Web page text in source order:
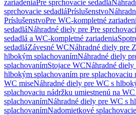
zariadeniaPre sprchovacie sedadlá
sprchovacie sedadláPríslušenstvo
PríslušenstvoPre WC-kompletné
sedadláNáhradné diely pre Pre
sedadlá a WC-kompletné zariadenia
sedadláZávesné WCNáhradné diely pre
hlbokým splachovanímNáhradné diely
splachovanímStojace WCNáhradné diely
hlbokým splachovaním pre splachovaciu
WC miseNáhradné diely pre WC s
splachovaciu nádržku umiestnenú na
splachovanímNáhradné diely pre WC s
splachovanímNadomietkové